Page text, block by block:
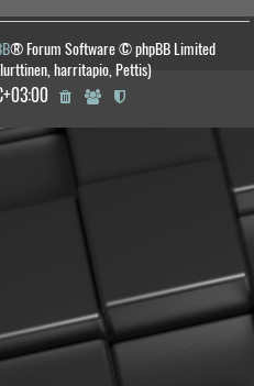
® Forum Software © phpBB Limited
harritapio, Pettis)